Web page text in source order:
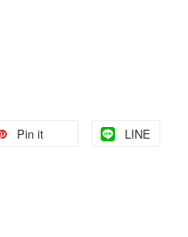
Pin it LINE